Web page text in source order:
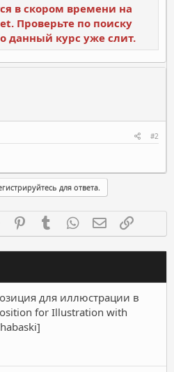
в скором времени на
Проверьте по поиску
данный курс уже слит.
#2
для ответа.
Reddit PinterestTumblr WhatsAppЭлектронная
для иллюстрации в
for Illustration with